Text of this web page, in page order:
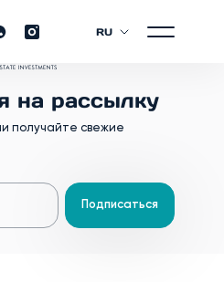
RU
на рассылку
получайте свежие
Подписаться